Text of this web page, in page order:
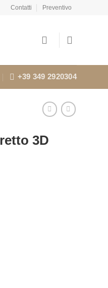
Contatti Preventivo
+39 349 2920304
3D